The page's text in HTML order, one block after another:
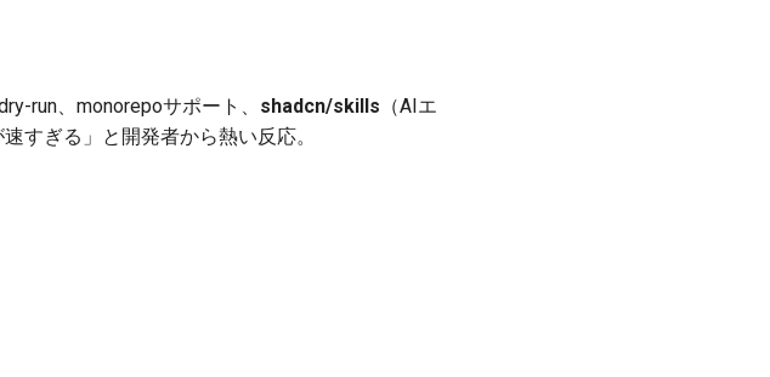
run、monorepoサポート、 shadcn/skills （AIエ
すぎる」と開発者から熱い反応。